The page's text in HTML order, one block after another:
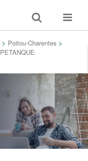
Toggle
search
Toggle
> Poitou-Charentes >